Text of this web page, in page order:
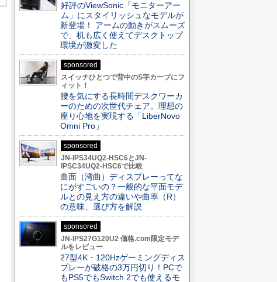
好評のViewSonic「モニターアー
ム」にスタイリッシュなモデルが
新登場！ アームの動きがスムーズ
で、机も広く使えてデスクトップ
環境が激変した
sponsored
スイッチひとつで背中のS字カーブにフ
ィット！
腰を気にする長時間デスクワーカ
ーのための次世代チェア。理想の
座り心地を実現する「LiberNovo
Omni Pro」
sponsored
JN-IPS34UQ2-HSC6とJN-
IPSC34UQ2-HSC6で比較
曲面（湾曲）ディスプレーってな
にがすごいの？一般的な平面モデ
ルとの見え方の違いや曲率（R）
の意味、選び方を解説
sponsored
JN-IPS27G120U2 価格.com限定モデ
ルをレビュー
27型4K・120Hzゲーミングディス
プレーが破格の3万円切り！PCで
もPS5でもSwitch 2でも使えるモ